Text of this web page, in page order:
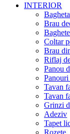
INTERIOR
Brau
Coltar
Brau
Riflaj
Panou
Panouri
Tavan
Tavan
Grinzi
Adeziv
Tapet
Rozete